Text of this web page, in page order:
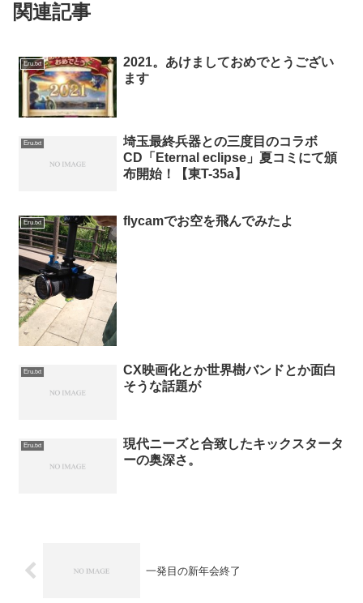
関連記事
Eru.txt
2021。あけましておめでとうござい
ます
Eru.txt
埼玉最終兵器との三度目のコラボ
CD「Eternal eclipse」夏コミにて頒
布開始！【東T-35a】
Eru.txt flycamでお空を飛んでみたよ
Eru.txt
CX映画化とか世界樹バンドとか面白
そうな話題が
Eru.txt
現代ニーズと合致したキックスタータ
ーの奥深さ。
一発目の新年会終了